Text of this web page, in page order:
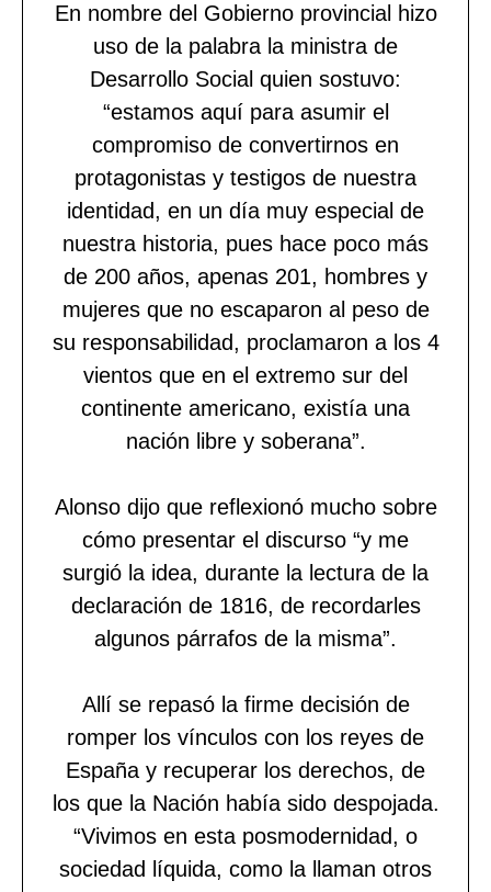
En nombre del Gobierno provincial hizo
uso de la palabra la ministra de
Desarrollo Social quien sostuvo:
“estamos aquí para asumir el
compromiso de convertirnos en
protagonistas y testigos de nuestra
identidad, en un día muy especial de
nuestra historia, pues hace poco más
de 200 años, apenas 201, hombres y
mujeres que no escaparon al peso de
su responsabilidad, proclamaron a los 4
vientos que en el extremo sur del
continente americano, existía una
nación libre y soberana”.
Alonso dijo que reflexionó mucho sobre
cómo presentar el discurso “y me
surgió la idea, durante la lectura de la
declaración de 1816, de recordarles
algunos párrafos de la misma”.
Allí se repasó la firme decisión de
romper los vínculos con los reyes de
España y recuperar los derechos, de
los que la Nación había sido despojada.
“Vivimos en esta posmodernidad, o
sociedad líquida, como la llaman otros